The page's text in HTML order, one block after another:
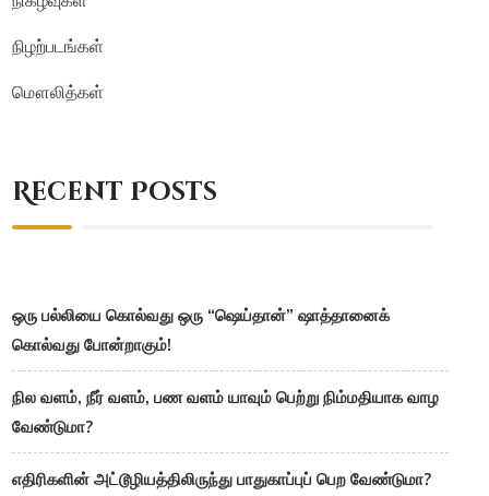
நிழற்படங்கள்
மௌலித்கள்
Recent Posts
ஒரு பல்லியை கொல்வது ஒரு “ஷெய்தான்” ஷாத்தானைக்
கொல்வது போன்றாகும்!
நில வளம், நீர் வளம், பண வளம் யாவும் பெற்று நிம்மதியாக வாழ
வேண்டுமா?
எதிரிகளின் அட்டூழியத்திலிருந்து பாதுகாப்புப் பெற வேண்டுமா?